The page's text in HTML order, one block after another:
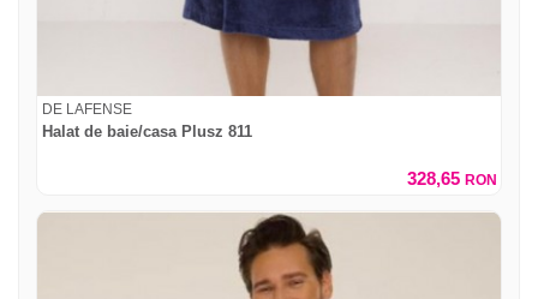
DE LAFENSE
Halat de baie/casa Plusz 811
328,65 RON